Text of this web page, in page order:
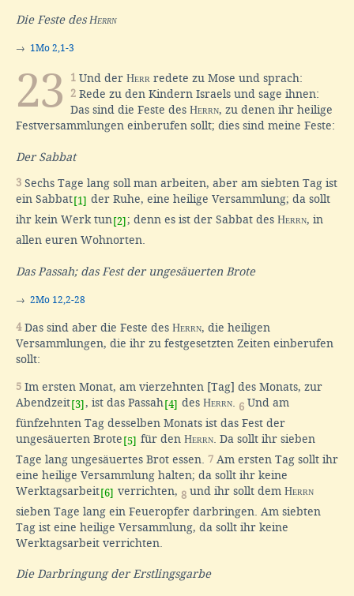
Die Feste des Herrn
→ 1Mo 2,1-3
23 1 Und der Herr redete zu Mose und sprach:
2 Rede zu den Kindern Israels und sage ihnen:
Das sind die Feste des Herrn, zu denen ihr heilige
Festversammlungen einberufen sollt; dies sind meine Feste:
Der Sabbat
3 Sechs Tage lang soll man arbeiten, aber am siebten Tag ist
ein Sabbat [1] der Ruhe, eine heilige Versammlung; da sollt
ihr kein Werk tun [2] ; denn es ist der Sabbat des Herrn, in
allen euren Wohnorten.
Das Passah; das Fest der ungesäuerten Brote
→ 2Mo 12,2-28
4Das sind aber die Feste des Herrn, die heiligen
Versammlungen, die ihr zu festgesetzten Zeiten einberufen
sollt:
5 Im ersten Monat, am vierzehnten [Tag] des Monats, zur
Abendzeit[3], ist das Passah [4] des Herrn 6 Und am
fünfzehnten Tag desselben Monats ist das Fest der
ungesäuerten Brote [5] für den Herrn . Da sollt ihr sieben
Tage lang ungesäuertes Brot essen. 7 Am ersten Tag sollt ihr
eine heilige Versammlung halten; da sollt ihr keine
Werktagsarbeit[6] verrichten, 8 und ihr sollt dem Herrn
sieben Tage lang ein Feueropfer darbringen. Am siebten
Tag ist eine heilige Versammlung, da sollt ihr keine
Werktagsarbeit verrichten.
Die Darbringung der Erstlingsgarbe